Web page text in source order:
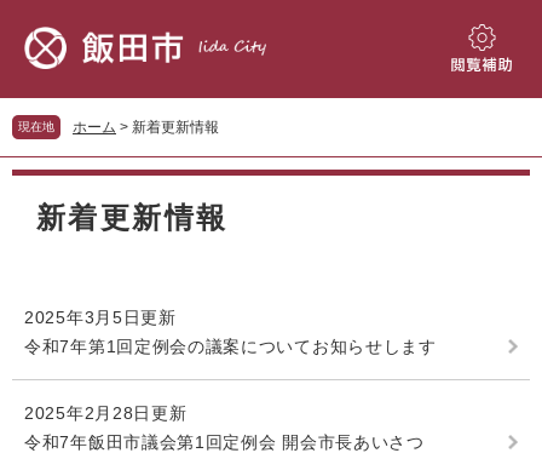
先
頭
を
飛
閲
現在地 ホーム > 新着更新情報
本
新着更新情報
2025年3月5日更新
令和7年第1回定例会の議案についてお知らせします
2025年2月28日更新
令和7年飯田市議会第1回定例会 開会市長あいさつ